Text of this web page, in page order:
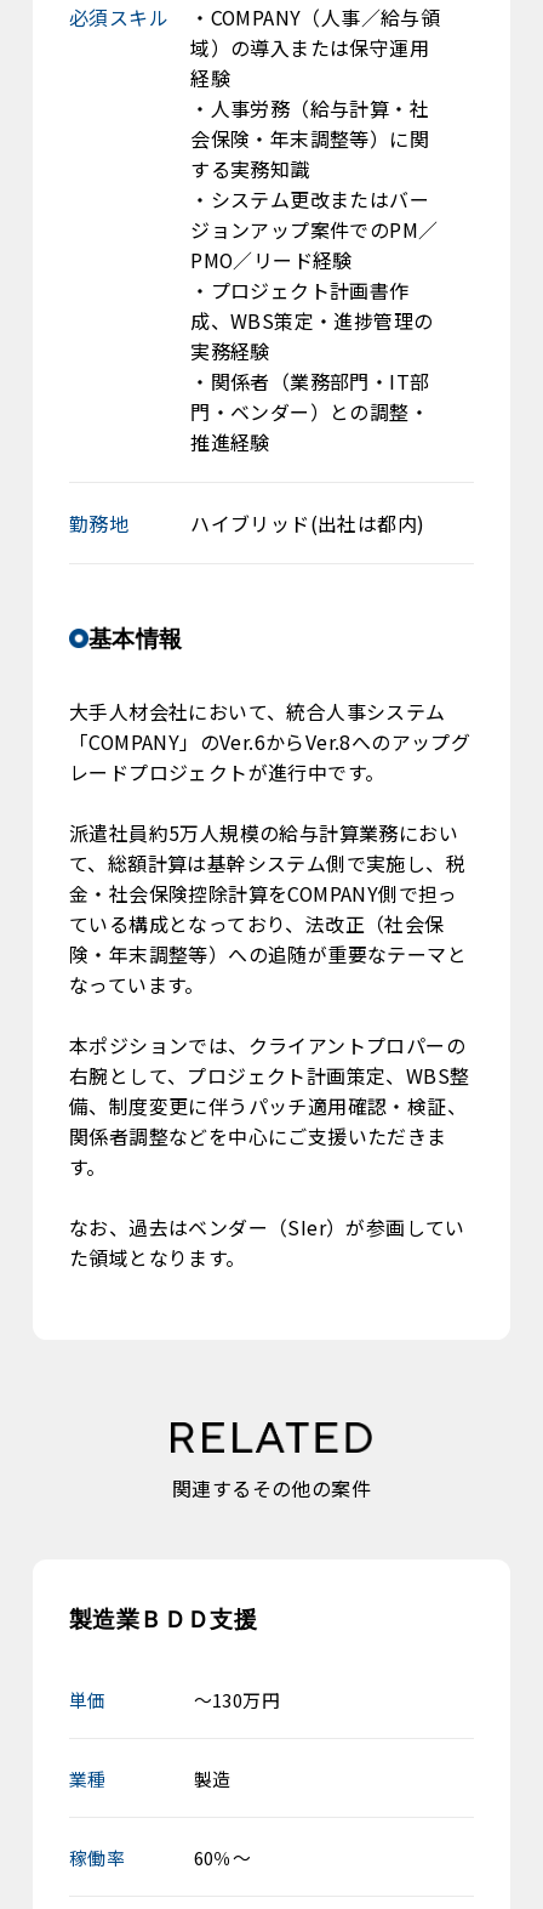
必須スキル
・COMPANY（人事／給与領
域）の導入または保守運用
経験
・人事労務（給与計算・社
会保険・年末調整等）に関
する実務知識
・システム更改またはバー
ジョンアップ案件でのPM／
PMO／リード経験
・プロジェクト計画書作
成、WBS策定・進捗管理の
実務経験
・関係者（業務部門・IT部
門・ベンダー）との調整・
推進経験
勤務地 ハイブリッド(出社は都内)
基本情報
大手人材会社において、統合人事システム
「COMPANY」のVer.6からVer.8へのアップグ
レードプロジェクトが進行中です。
派遣社員約5万人規模の給与計算業務におい
て、総額計算は基幹システム側で実施し、税
金・社会保険控除計算をCOMPANY側で担っ
ている構成となっており、法改正（社会保
険・年末調整等）への追随が重要なテーマと
なっています。
本ポジションでは、クライアントプロパーの
右腕として、プロジェクト計画策定、WBS整
備、制度変更に伴うパッチ適用確認・検証、
関係者調整などを中心にご支援いただきま
す。
なお、過去はベンダー（SIer）が参画してい
た領域となります。
関連するその他の案件
製造業ＢＤＤ支援
単価 ～130万円
業種 製造
稼働率 60％～